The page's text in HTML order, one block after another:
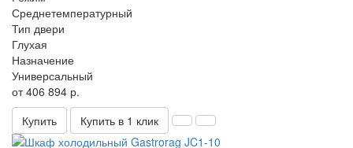
Среднетемпературный
Тип двери
Глухая
Назначение
Универсальный
от 406 894 р.
Купить
Купить в 1 клик